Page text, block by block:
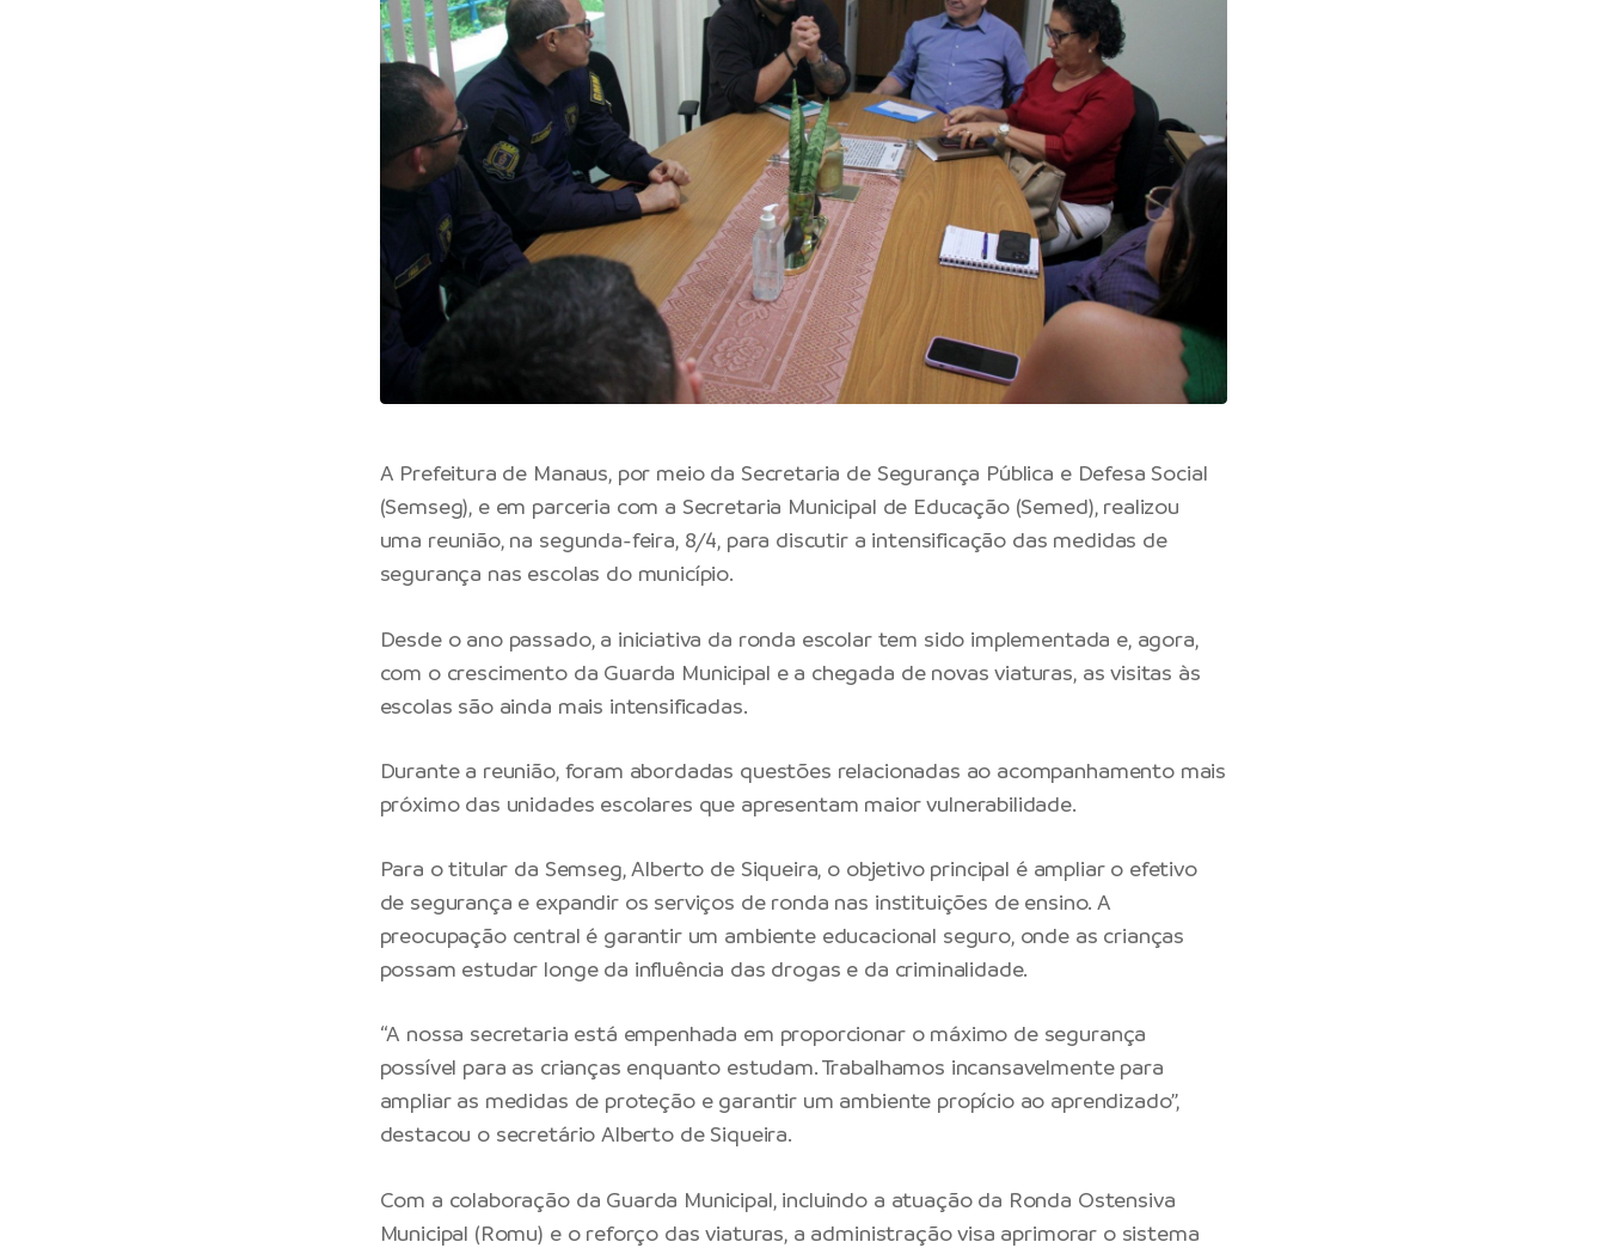
A Prefeitura de Manaus, por meio da Secretaria de Segurança Pública e Defesa Social
(Semseg), e em parceria com a Secretaria Municipal de Educação (Semed), realizou
uma reunião, na segunda-feira, 8/4, para discutir a intensificação das medidas de
segurança nas escolas do município.
Desde o ano passado, a iniciativa da ronda escolar tem sido implementada e, agora,
com o crescimento da Guarda Municipal e a chegada de novas viaturas, as visitas às
escolas são ainda mais intensificadas.
Durante a reunião, foram abordadas questões relacionadas ao acompanhamento mais
próximo das unidades escolares que apresentam maior vulnerabilidade.
Para o titular da Semseg, Alberto de Siqueira, o objetivo principal é ampliar o efetivo
de segurança e expandir os serviços de ronda nas instituições de ensino. A
preocupação central é garantir um ambiente educacional seguro, onde as crianças
possam estudar longe da influência das drogas e da criminalidade.
“A nossa secretaria está empenhada em proporcionar o máximo de segurança
possível para as crianças enquanto estudam. Trabalhamos incansavelmente para
ampliar as medidas de proteção e garantir um ambiente propício ao aprendizado”,
destacou o secretário Alberto de Siqueira.
Com a colaboração da Guarda Municipal, incluindo a atuação da Ronda Ostensiva
Municipal (Romu) e o reforço das viaturas, a administração visa aprimorar o sistema